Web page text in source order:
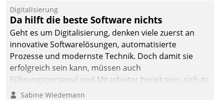
Digitalisierung
Da hilft die beste Software nichts
Geht es um Digitalisierung, denken viele zuerst an
innovative Softwarelösungen, automatisierte
Prozesse und modernste Technik. Doch damit sie
erfolgreich sein kann, müssen auch
Führungspersonal und Mitarbeiter bereit sein, sich zu
verändern und anzupassen, sonst werden sie an ihr
Sabine Wiedemann